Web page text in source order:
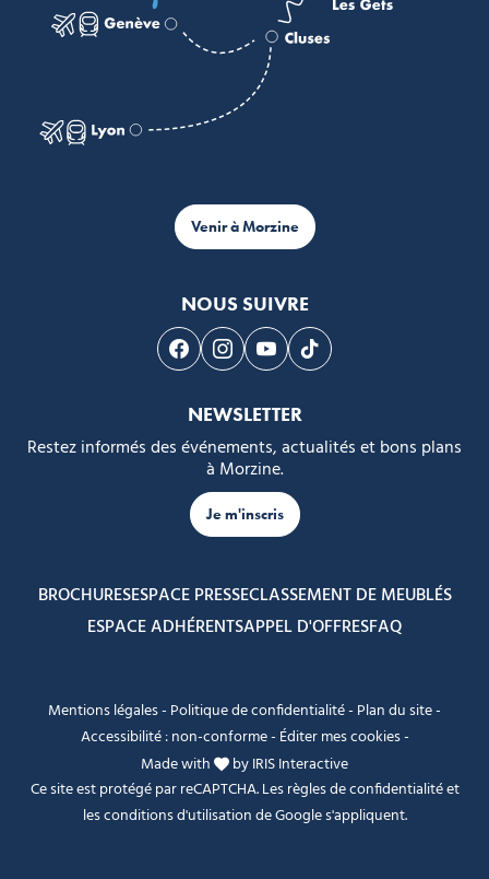
Venir à Morzine
NOUS SUIVRE
Suivez-nous sur Facebook
Suivez-nous sur Instagram
Suivez-nous sur Youtube
Suivez-nous sur
NEWSLETTER
Restez informés des événements, actualités et bons plans
à Morzine.
Je m'inscris
BROCHURESESPACE PRESSECLASSEMENT DE MEUBLÉS
ESPACE ADHÉRENTSAPPEL D'OFFRESFAQ
Mentions légales- Politique de confidentialité- Plan du site-
Accessibilité : non-conforme- Éditer mes cookies-
Made with
byIRIS Interactive
Ce site est protégé par reCAPTCHA. Lesrègles de confidentialitéet
lesconditions d'utilisationde Google s'appliquent.